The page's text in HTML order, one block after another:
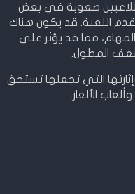
اللاعبين صعوبة في بعض
اللعبة. قد يكون هناك
مما قد يؤثر على
المطول.
التي تجعلها تستحق
الألغاز.